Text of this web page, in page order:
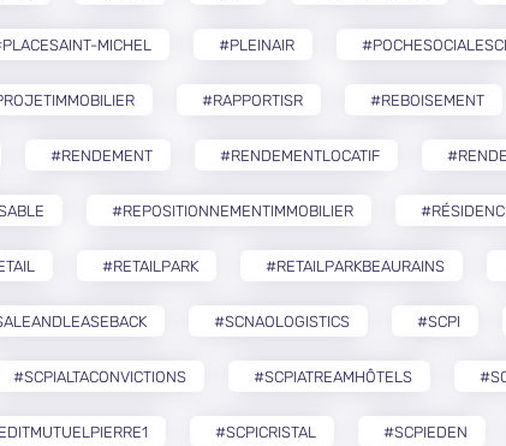
MICHEL #PLEINAIR
#RAPPORTISR #REBOISEMENT
#RENDEMENT #RENDEMENTLOCATIF
#REPOSITIONNEMENTIMMOBILIER
#RETAILPARK #RETAILPARKBEAURAINS
#SCNAOLOGISTICS #SCPI
#SCPIALTACONVICTIONS #SCPIATREAMHÔTELS
#SCPICRISTAL #SCPIEDEN